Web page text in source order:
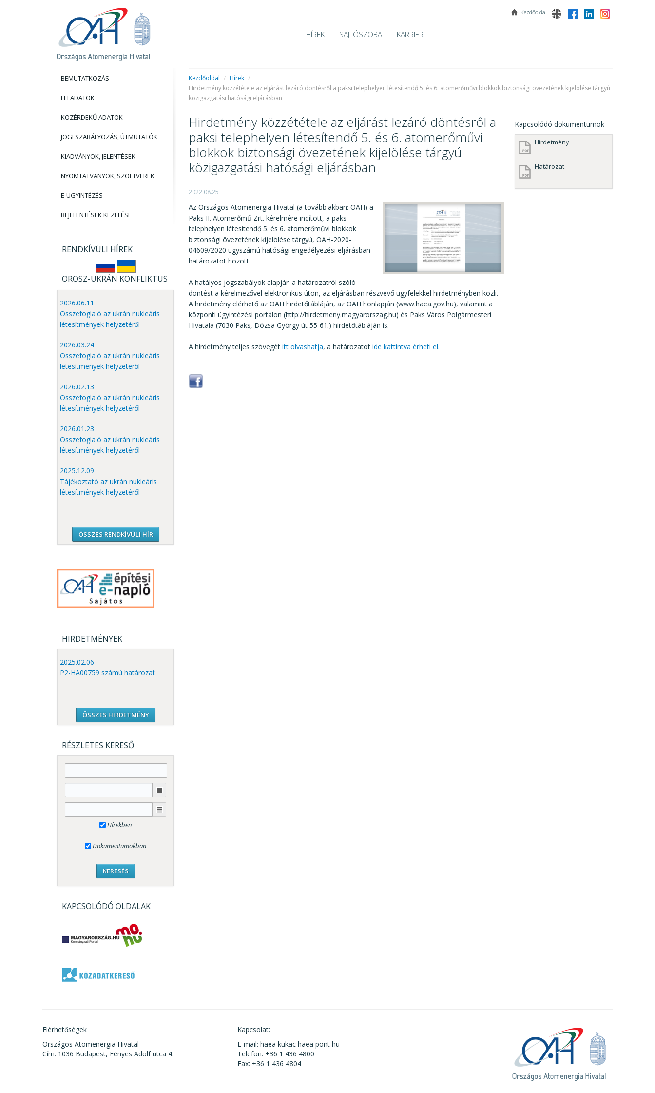
Kezdőoldal
HÍREK SAJTÓSZOBA KARRIER
BEMUTATKOZÁS
FELADATOK
KÖZÉRDEKŰ ADATOK
JOGI SZABÁLYOZÁS, ÚTMUTATÓK
KIADVÁNYOK, JELENTÉSEK
NYOMTATVÁNYOK, SZOFTVEREK
E-ÜGYINTÉZÉS
BEJELENTÉSEK KEZELÉSE
RENDKÍVÜLI HÍREK
OROSZ-UKRÁN KONFLIKTUS
2026.06.11
Összefoglaló az ukrán nukleáris
létesítmények helyzetéről
2026.03.24
Összefoglaló az ukrán nukleáris
létesítmények helyzetéről
2026.02.13
Összefoglaló az ukrán nukleáris
létesítmények helyzetéről
2026.01.23
Összefoglaló az ukrán nukleáris
létesítmények helyzetéről
2025.12.09
Tájékoztató az ukrán nukleáris
létesítmények helyzetéről
ÖSSZES RENDKÍVÜLI HÍR
HIRDETMÉNYEK
2025.02.06
P2-HA00759 számú határozat
ÖSSZES HIRDETMÉNY
RÉSZLETES KERESŐ
Hírekben
Dokumentumokban
KAPCSOLÓDÓ OLDALAK
Kezdőoldal / Hírek /
Hirdetmény közzététele az eljárást lezáró döntésről a paksi telephelyen létesítendő 5. és 6. atomerőművi blokkok biztonsági övezetének kijelölése tárgyú
közigazgatási hatósági eljárásban
Hirdetmény közzététele az eljárást lezáró döntésről a
paksi telephelyen létesítendő 5. és 6. atomerőművi
blokkok biztonsági övezetének kijelölése tárgyú
közigazgatási hatósági eljárásban
2022.08.25
Az Országos Atomenergia Hivatal (a továbbiakban: OAH) a
Paks II. Atomerőmű Zrt. kérelmére indított, a paksi
telephelyen létesítendő 5. és 6. atomerőművi blokkok
biztonsági övezetének kijelölése tárgyú, OAH-2020-
04609/2020 ügyszámú hatósági engedélyezési eljárásban
határozatot hozott.
A hatályos jogszabályok alapján a határozatról szóló
döntést a kérelmezővel elektronikus úton, az eljárásban részvevő ügyfelekkel hirdetményben közli.
A hirdetmény elérhető az OAH hirdetőtábláján, az OAH honlapján (www.haea.gov.hu), valamint a
központi ügyintézési portálon (http://hirdetmeny.magyarorszag.hu) és Paks Város Polgármesteri
Hivatala (7030 Paks, Dózsa György út 55-61.) hirdetőtábláján is.
A hirdetmény teljes szövegét itt olvashatja, a határozatot ide kattintva érheti el.
Kapcsolódó dokumentumok
Hirdetmény
Határozat
Elérhetőségek
Országos Atomenergia Hivatal
Cím: 1036 Budapest, Fényes Adolf utca 4.
Kapcsolat:
E-mail: haea kukac haea pont hu
Telefon: +36 1 436 4800
Fax: +36 1 436 4804